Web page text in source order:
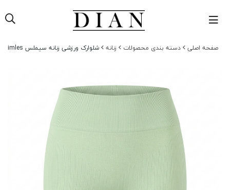
صفحه اصلی دسته بندی محصولات زنانه شلوارک ورزشی زنانه سیملس simles